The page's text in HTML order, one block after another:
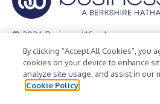
© 2026 Business Wire, Inc.
Privacy Policy Cookie Policy
Terms of Use
Legal
By clicking “Accept All Cookies”, you
cookies on your device to enhance
analyze site usage, and assist in our
Cookie Policy